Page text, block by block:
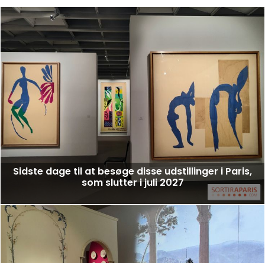
Sidste dage til at besøge disse udstillinger i Paris,
som slutter i juli 2027